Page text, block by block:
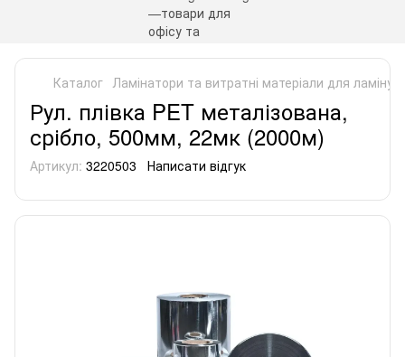
Каталог Ламінатори та витратні матеріали для
Рул. плівка PET металізована,
срібло, 500мм, 22мк (2000м)
Артикул: 3220503 Написати відгук